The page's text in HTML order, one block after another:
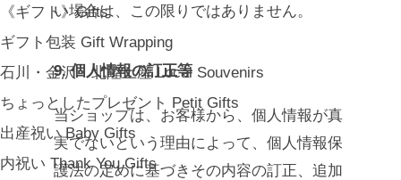
《ギフト》Gifts
ギフト包装 Gift Wrapping
石川・金沢・北陸土産 Local Souvenirs
ちょっとしたプレゼント Petit Gifts
出産祝い Baby Gifts
内祝い Thank You Gifts
い場合は、この限りではありません。
9. 個人情報の訂正等
当ショップは、お客様から、個人情報が真
実でないという理由によって、個人情報保
護法の定めに基づきその内容の訂正、追加